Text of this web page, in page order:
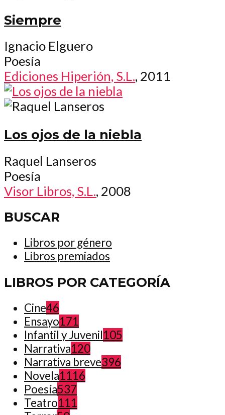
Siempre
Ignacio Elguero
Poesía
Ediciones Hiperión, S.L., 2011
Los ojos de la niebla
Raquel Lanseros
Poesía
Visor Libros, S.L., 2008
BUSCAR
Libros por género
Libros premiados
LIBROS POR CATEGORÍA
Cine46
Ensayo171
Infantil y Juvenil105
Narrativa120
Narrativa breve396
Novela1116
Poesía537
Teatro111